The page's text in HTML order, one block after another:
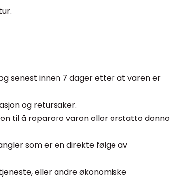
senest innen 7 dager etter at varen er
og retursaker.
til å reparere varen eller erstatte denne
som er en direkte følge av
eller andre økonomiske